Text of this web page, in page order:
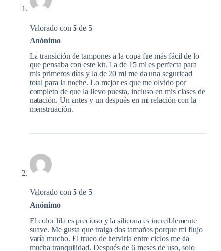
Valorado con 5 de 5
Anónimo
La transición de tampones a la copa fue más fácil de lo
que pensaba con este kit. La de 15 ml es perfecta para
mis primeros días y la de 20 ml me da una seguridad
total para la noche. Lo mejor es que me olvido por
completo de que la llevo puesta, incluso en mis clases de
natación. Un antes y un después en mi relación con la
menstruación.
Valorado con 5 de 5
Anónimo
El color lila es precioso y la silicona es increíblemente
suave. Me gusta que traiga dos tamaños porque mi flujo
varía mucho. El truco de hervirla entre ciclos me da
mucha tranquilidad. Después de 6 meses de uso, solo